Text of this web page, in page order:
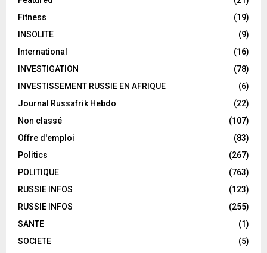
Fitness
(19)
INSOLITE
(9)
International
(16)
INVESTIGATION
(78)
INVESTISSEMENT RUSSIE EN AFRIQUE
(6)
Journal Russafrik Hebdo
(22)
Non classé
(107)
Offre d'emploi
(83)
Politics
(267)
POLITIQUE
(763)
RUSSIE INFOS
(123)
RUSSIE INFOS
(255)
SANTE
(1)
SOCIETE
(5)